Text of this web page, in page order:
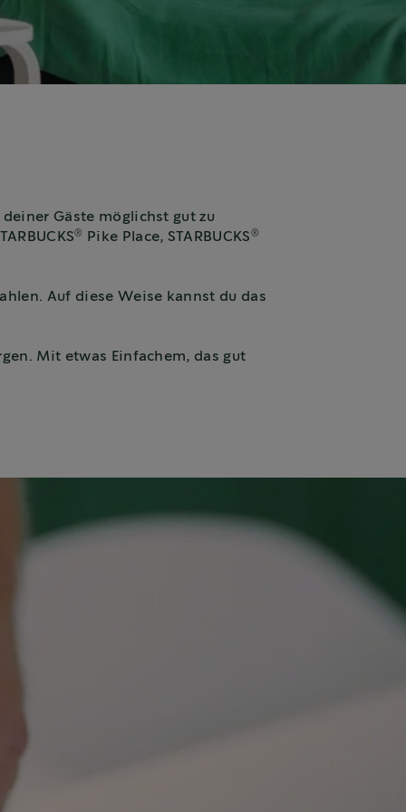
Gäste möglichst gut zu
® Pike Place, STARBUCKS ®
Auf diese Weise kannst du das
Mit etwas Einfachem, das gut